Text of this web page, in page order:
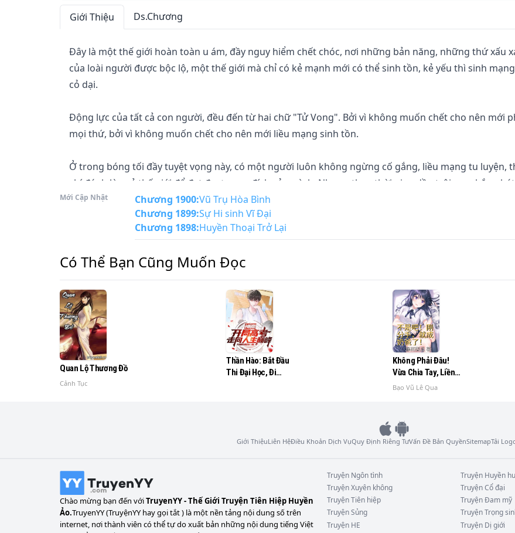
Giới Thiệu Ds.Chương
Đây là một thế giới hoàn toàn u ám, đầy nguy hiểm chết chóc, nơi những bản năng, những thứ xấu
của loài người được bộc lộ, một thế giới mà chỉ có kẻ mạnh mới có thể sinh tồn, kẻ yếu thì sinh
cỏ dại.
Động lực của tất cả con người, đều đến từ hai chữ "Tử Vong". Bởi vì không muốn chết cho nên mới
mọi thứ, bởi vì không muốn chết cho nên mới liều mạng sinh tồn.
Ở trong bóng tối đầy tuyệt vọng này, có một người luôn không ngừng cố gắng, liều mạng tu luyện,
chí đánh lừa cả thế giới để đạt được mục đích của mình. Nhưng theo thời gian dần trôi qua, hắn phát
rằng tận thế cũng không phải đơn giản là như vậy...
“Thế giới này không tồn tại thứ gọi là may mắn đâu. Quy tắc, điều kiện tiên quyết, trạng thái tâm
người thắng cuộc đã được quyết định từ trước khi cuộc chiến bắt đầu rồi.”
Qua khoảng thời gian hạo kiếp, ánh dương sẽ một lần nữa trở lại.
Chúc bạn có những giây phút vui vẻ khi đọc truyện Căn Cứ Số 7!
Mới Cập Nhật Chương 1900:Vũ Trụ Hòa Bình
Chương 1899:Sự Hi sinh Vĩ Đại
Chương 1898:Huyền Thoại Trở Lại
Có Thể Bạn Cũng Muốn Đọc
Quan Lộ Thương Đồ
Cảnh Tục
Thần Hào: Bắt Đầu
Thi Đại Học, Đi
Không Phải Đâu!
Vừa Chia Tay, Liền
Thành Vú Em Rồi?
Bạo Vũ Lê Qua
Giới ThiệuLiên HệĐiều Khoản Dịch VụQuy Định Riêng TưVấn Đề Bản QuyềnSitemapTải
Chào mừng bạn đến vớiTruyenYY - Thế Giới Truyện Tiên Hiệp Huyền
Ảo.TruyenYY (TruyệnYY hay gọi tắt ) là một nền tảng nội dung số trên
internet, nơi thành viên có thể tự do xuất bản những nội dung tiếng Việt
Truyện Ngôn tình Truyện Huyền
TruyệnXuyên không TruyệnCổ đại
TruyệnTiên hiệp TruyệnĐam mỹ
TruyệnSủng TruyệnTrọng
Truyện HE Truyện Dị giới